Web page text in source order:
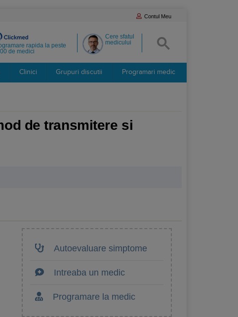
Contul Meu
Cere sfatul
medicului
rapida la peste
de medici
Clinici Grupuri discutii Programari medic
de transmitere si
Autoevaluare simptome
Intreaba un medic
Programare la medic